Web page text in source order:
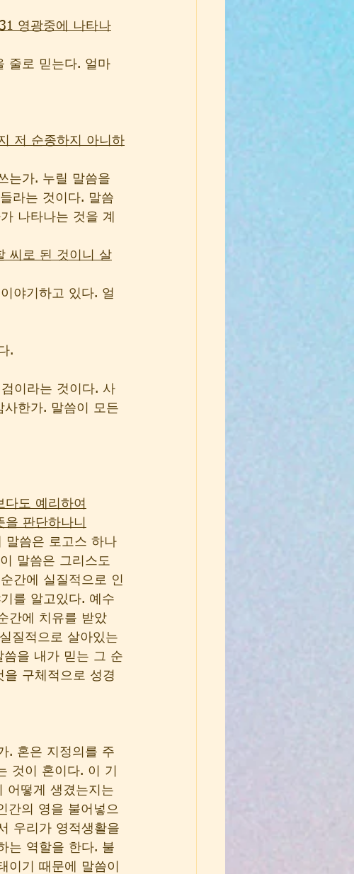
영광중에 나타나
줄로 믿는다. 얼마
저 순종하지 아니하
는가. 누릴 말씀을
라는 것이다. 말씀
나타나는 것을 계
씨로 된 것이니 살
야기하고 있다. 얼
.
이라는 것이다. 사
한가. 말씀이 모든
도 예리하여
판단하나니
말씀은 로고스 하나
말씀은 그리스도
간에 실질적으로 인
를 알고있다. 예수
간에 치유를 받았
질적으로 살아있는
을 내가 믿는 그 순
구체적으로 성경
. 혼은 지정의를 주
것이 혼이다. 이 기
어떻게 생겼는지는
간의 영을 불어넣으
우리가 영적생활을
는 역할을 한다. 불
이기 때문에 말씀이